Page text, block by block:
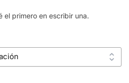
el primero en escribir una.